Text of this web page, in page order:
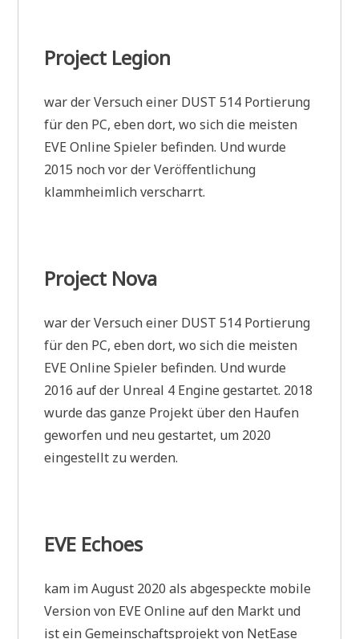
Project Legion
war der Versuch einer DUST 514 Portierung
für den PC, eben dort, wo sich die meisten
EVE Online Spieler befinden. Und wurde
2015 noch vor der Veröffentlichung
klammheimlich verscharrt.
Project Nova
war der Versuch einer DUST 514 Portierung
für den PC, eben dort, wo sich die meisten
EVE Online Spieler befinden. Und wurde
2016 auf der Unreal 4 Engine gestartet. 2018
wurde das ganze Projekt über den Haufen
geworfen und neu gestartet, um 2020
eingestellt zu werden.
EVE Echoes
kam im August 2020 als abgespeckte mobile
Version von EVE Online auf den Markt und
ist ein Gemeinschaftsprojekt von NetEase